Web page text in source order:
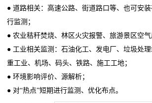
● 道路相关：高速公路、街道路口等、也可安
行监测；
● 农业秸秆焚烧、林区火灾报警、旅游景区空气
● 工业相关监测：石油化工、发电厂、垃圾处理
重工业、机场、码头、铁路、施工工地；
● 环境影响评价、源解析；
● 对“热点”短期进行监测、优化布点。